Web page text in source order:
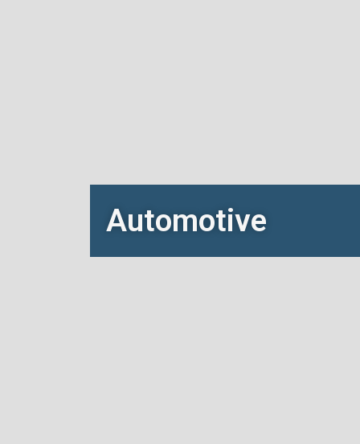
Automotive